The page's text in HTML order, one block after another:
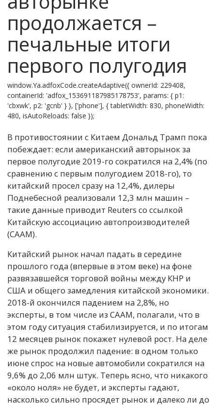
продолжается –
печальные итоги
первого полугодия
window.Ya.adfoxCode.createAdaptive({ ownerId: 229408,
containerId: 'adfox_153691187985178753', params: { p1:
'cbxwk', p2: 'gcnb' } }, ['phone'], { tabletWidth: 830, phoneWidth:
480, isAutoReloads: false });
В противостоянии с Китаем Дональд Трамп пока
побеждает: если американский авторынок за
первое полугодие 2019-го сократился на 2,4% (по
сравнению с первым полугодием 2018-го), то
китайский просел сразу на 12,4%, дилеры
Поднебесной реализовали 12,3 млн машин –
такие данные приводит Reuters со ссылкой
Китайскую ассоциацию автопроизводителей
(CAAM).
Китайский рынок начал падать в середине
прошлого года (впервые в этом веке) на фоне
развязавшейся торговой войны между КНР и
США и общего замедления китайской экономики.
2018-й окончился падением на 2,8%, но
эксперты, в том числе из CAAM, полагали, что в
этом году ситуация стабилизируется, и по итогам
12 месяцев рынок покажет нулевой рост. На деле
же рынок продолжил падение: в одном только
июне спрос на новые автомобили сократился на
9,6% до 2,06 млн штук. Теперь ясно, что никакого
«около ноля» не будет, и эксперты гадают,
насколько сильно просядет рынок и далеко ли до